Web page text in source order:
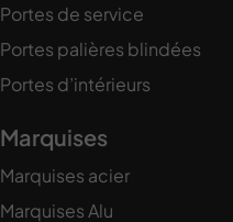
Portes de service
Portes palières blindées
Portes d’intérieurs
Marquises
Marquises acier
Marquises Alu